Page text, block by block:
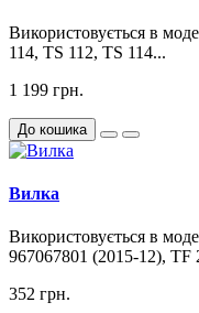
Використовується в
114, TS 112, TS 114...
1 199 грн.
До кошика
Вилка
Використовується в
967067801 (2015-12), TF
352 грн.